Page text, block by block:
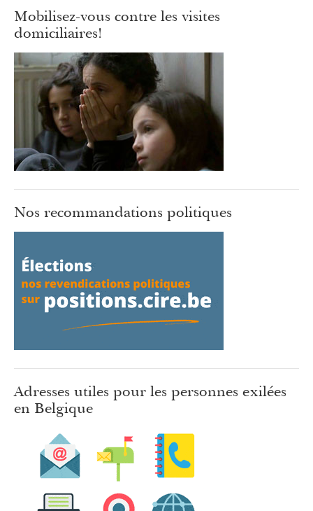
Mobilisez-vous contre les visites
domiciliaires!
Nos recommandations politiques
Adresses utiles pour les personnes exilées
en Belgique